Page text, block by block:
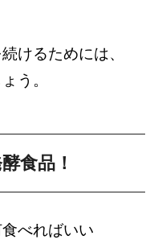
けるためには、
う。
食品！
べればいい